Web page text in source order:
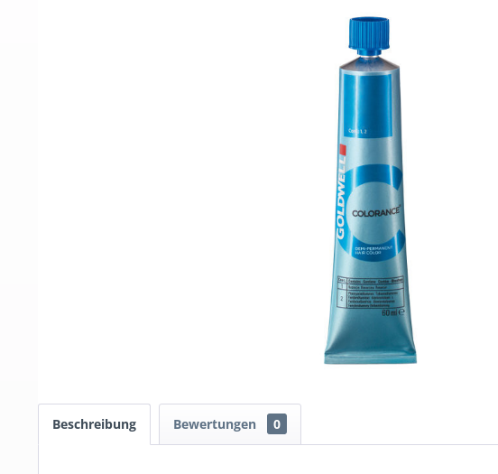
Beschreibung Bewertungen 0